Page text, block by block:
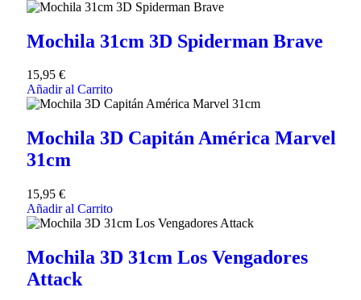
Mochila 31cm 3D Spiderman Brave
15,95 €
Añadir al Carrito
Mochila 3D Capitán América Marvel
31cm
15,95 €
Añadir al Carrito
Mochila 3D 31cm Los Vengadores
Attack